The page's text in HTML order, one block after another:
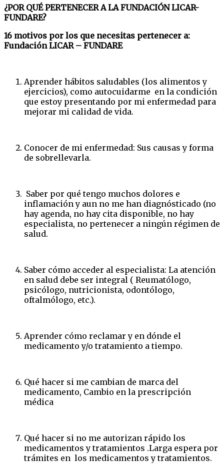
¿POR QUÉ PERTENECER A LA FUNDACIÓN LICAR-
FUNDARE?
16 motivos por los que necesitas pertenecer a:
Fundación LICAR – FUNDARE
Aprender hábitos saludables (los alimentos y
ejercicios), como autocuidarme en la condición
que estoy presentando por mi enfermedad para
mejorar mi calidad de vida.
Conocer de mi enfermedad: Sus causas y forma
de sobrellevarla.
Saber por qué tengo muchos dolores e
inflamación y aun no me han diagnósticado (no
hay agenda, no hay cita disponible, no hay
especialista, no pertenecer a ningún régimen de
salud.
Saber cómo acceder al especialista: La atención
en salud debe ser integral ( Reumatólogo,
psicólogo, nutricionista, odontólogo,
oftalmólogo, etc.).
Aprender cómo reclamar y en dónde el
medicamento y/o tratamiento a tiempo.
Qué hacer si me cambian de marca del
medicamento, Cambio en la prescripción
médica
Qué hacer si no me autorizan rápido los
medicamentos y tratamientos .Larga espera por
trámites en los medicamentos y tratamientos.